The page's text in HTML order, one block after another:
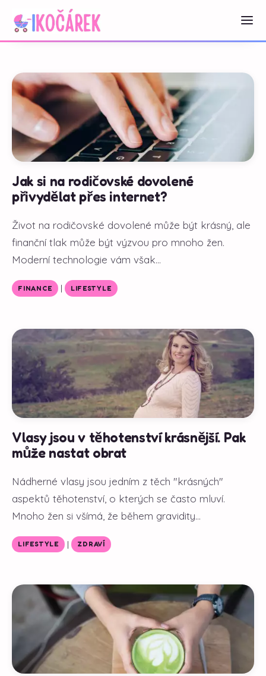
Jak si na rodičovské dovolené
přivydělat přes internet?
Život na rodičovské dovolené může být krásný, ale
finanční tlak může být výzvou pro mnoho žen.
Moderní technologie vám však...
FINANCE | LIFESTYLE
Vlasy jsou v těhotenství krásnější. Pak
může nastat obrat
Nádherné vlasy jsou jedním z těch "krásných"
aspektů těhotenství, o kterých se často mluví.
Mnoho žen si všímá, že během gravidity...
LIFESTYLE | ZDRAVÍ